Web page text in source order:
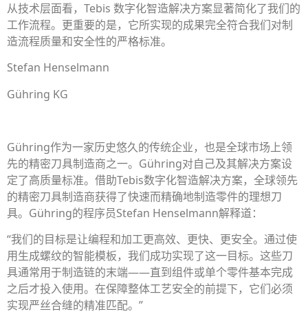
从技术层面看，Tebis 数字化智造解决方案显著简化了我们的
工作流程。更重要的是，它所实现的成果完全符合我们对制
造流程质量和安全性的严格标准。
Stefan Henselmann
Gühring KG
Gühring作为一家历史悠久的传统企业，也是全球市场上领
先的精密刀具制造商之一。Gühring对自己及其解决方案设
定了高质量标准。借助Tebis数字化智造解决方案，全球领先
的精密刀具制造商获得了快速而精确地制造零件的理想刀
具。Gühring的程序员Stefan Henselmann解释道：
“我们的目标是让编程和加工更高效、更快、更安全。通过使
用生成螺纹的智能模板，我们成功实现了这一目标。这些刀
具通常用于制造链的末端——直到组件或单个零件基本完成
之后才投入使用。在保障整体工艺安全的前提下，它们必须
实现严丝合缝的精准匹配。”